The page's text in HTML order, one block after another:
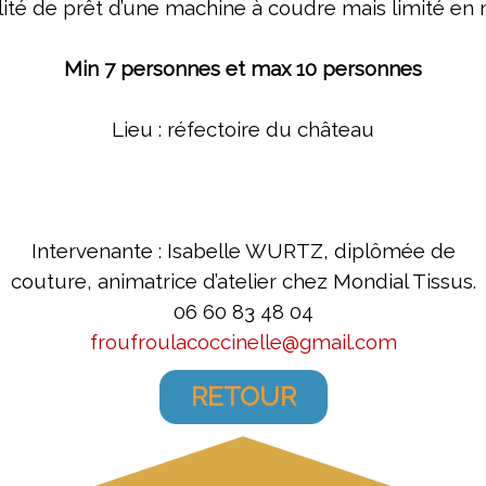
de prêt d’une machine à coudre mais limité en
Min 7 personnes et max 10 personnes
Lieu : réfectoire du château
Intervenante : Isabelle WURTZ, diplômée de
couture, animatrice d’atelier chez Mondial Tissus.
06 60 83 48 04
froufroulacoccinelle@gmail.com
RETOUR